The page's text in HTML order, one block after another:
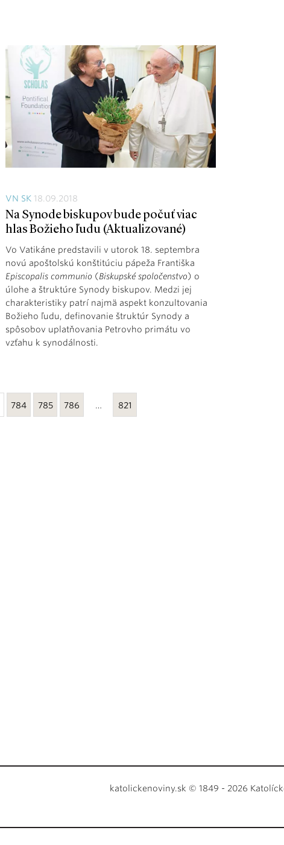
VN SK 18.09.2018
Na Synode biskupov bude počuť viac
hlas Božieho ľudu (Aktualizované)
Vo Vatikáne predstavili v utorok 18. septembra
novú apoštolskú konštitúciu pápeža Františka
Episcopalis communio (Biskupské spoločenstvo) o
úlohe a štruktúre Synody biskupov. Medzi jej
charakteristiky patrí najmä aspekt konzultovania
Božieho ľudu, definovanie štruktúr Synody a
spôsobov uplatňovania Petrovho primátu vo
vzťahu k synodálnosti.
784 785 786 … 821
katolickenoviny.sk © 1849 - 2026